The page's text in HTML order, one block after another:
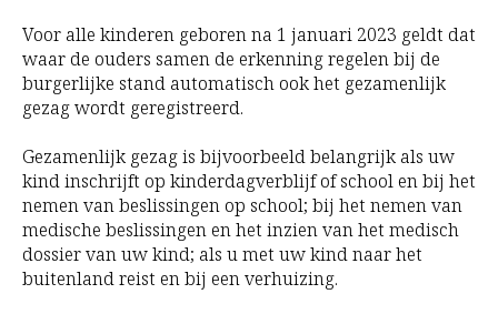
Voor alle kinderen geboren na 1 januari 2023 geldt dat
waar de ouders samen de erkenning regelen bij de
burgerlijke stand automatisch ook het gezamenlijk
gezag wordt geregistreerd.
Gezamenlijk gezag is bijvoorbeeld belangrijk als uw
kind inschrijft op kinderdagverblijf of school en bij het
nemen van beslissingen op school; bij het nemen van
medische beslissingen en het inzien van het medisch
dossier van uw kind; als u met uw kind naar het
buitenland reist en bij een verhuizing.